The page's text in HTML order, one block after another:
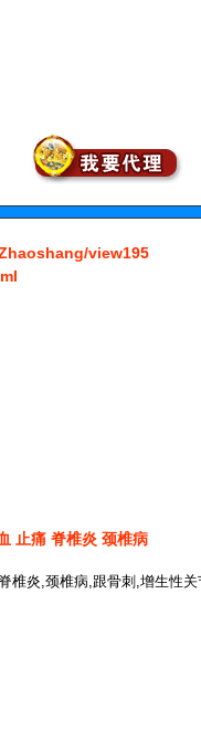
止痛 脊椎炎 颈椎病
椎炎,颈椎病,跟骨刺,增生性